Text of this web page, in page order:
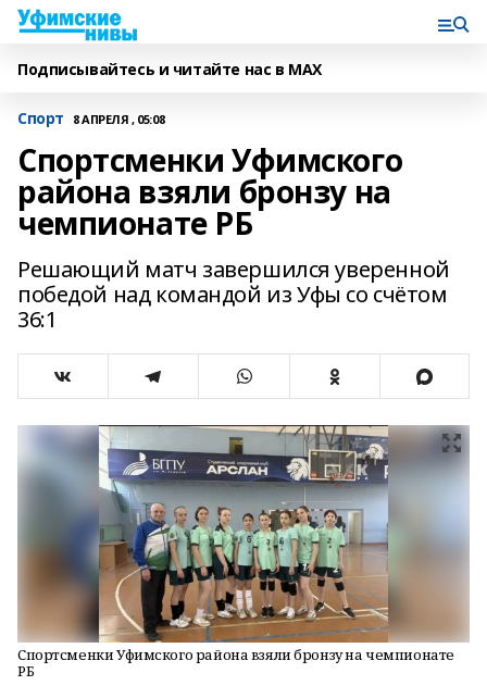
Подписывайтесь и читайте нас в MAX
Спорт 8 АПРЕЛЯ , 05:08
Спортсменки Уфимского
района взяли бронзу на
чемпионате РБ
Решающий матч завершился уверенной
победой над командой из Уфы со счётом
36:1
Спортсменки Уфимского района взяли бронзу на чемпионате
РБ